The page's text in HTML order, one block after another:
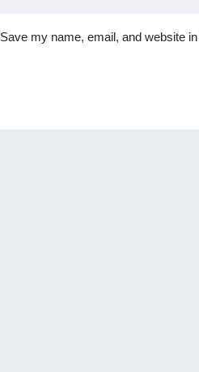
Save my name, email, and website